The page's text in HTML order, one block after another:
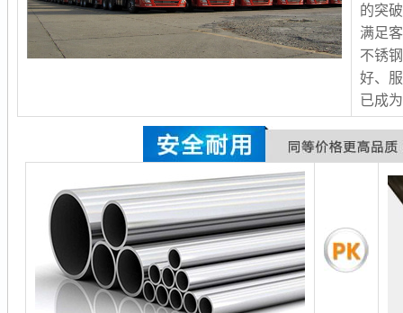
的突
满足
不锈
好、
已成